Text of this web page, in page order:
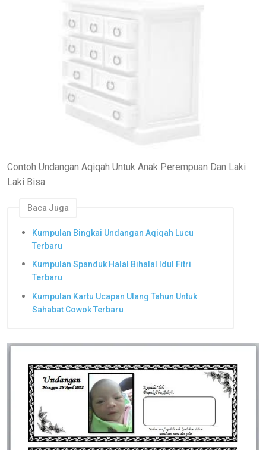
Contoh Undangan Aqiqah Untuk Anak Perempuan Dan Laki
Laki Bisa
Baca Juga
Kumpulan Bingkai Undangan Aqiqah Lucu
Terbaru
Kumpulan Spanduk Halal Bihalal Idul Fitri
Terbaru
Kumpulan Kartu Ucapan Ulang Tahun Untuk
Sahabat Cowok Terbaru